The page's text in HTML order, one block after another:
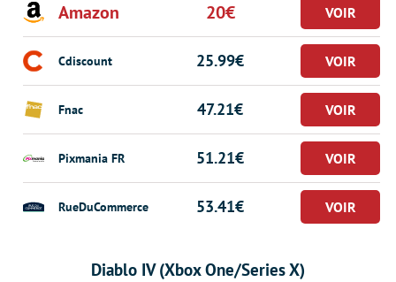
Amazon 20€
Cdiscount 25.99€
Fnac 47.21€
Pixmania FR 51.21€
RueDuCommerce 53.41€
Diablo IV (Xbox One/Series X)